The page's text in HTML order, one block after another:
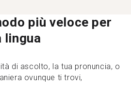
più veloce per
lingua
di ascolto, la tua pronuncia, o
ovunque ti trovi,